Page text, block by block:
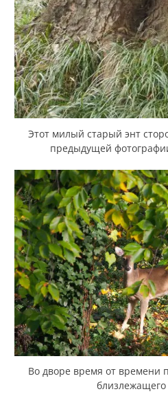
Этот милый старый энт
предыдущей
Во дворе время от времени
близлежащего